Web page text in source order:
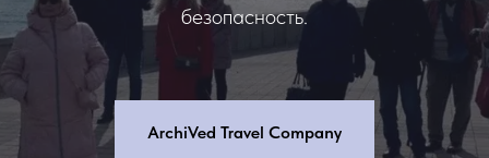
безопасность.
ArchiVed Travel Company